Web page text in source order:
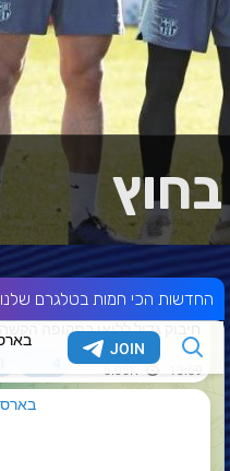
החדשות הכי חמות בטלגרם שלנו